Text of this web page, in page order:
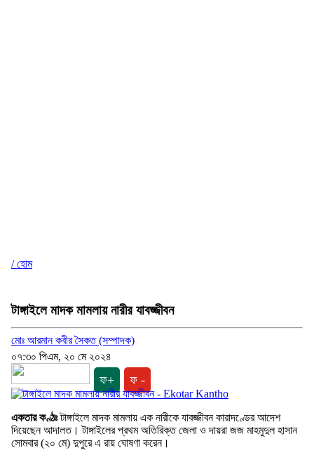
/ হোম
টাঙ্গাইলে মাদক মামলায় নারীর যাবজ্জীবন
মোঃ আরমান কবীর সৈকত (সম্পাদক)
০৭:৩০ পিএম, ২০ মে ২০২৪
ফ+ ফ -
একতার কণ্ঠঃটাঙ্গাইলে মাদক মামলায় এক নারীকে যাবজ্জীবন কারাদণ্ডের আদেশ
দিয়েছেন আদালত। টাঙ্গাইলের প্রথম অতিরিক্ত জেলা ও দায়রা জজ মাহমুদুল হাসান
সোমবার (২০ মে) দুপুরে এ রায় ঘোষণা করেন।